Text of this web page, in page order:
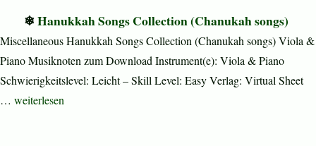
Hanukkah Songs Collection (Chanukah songs)
Miscellaneous Hanukkah Songs Collection (Chanukah songs) Viola &
Piano Musiknoten zum Download Instrument(e): Viola & Piano
Schwierigkeitslevel: Leicht – Skill Level: Easy Verlag: Virtual Sheet
… „Hanukkah Songs Collection (Chanukah songs)“
weiterlesen